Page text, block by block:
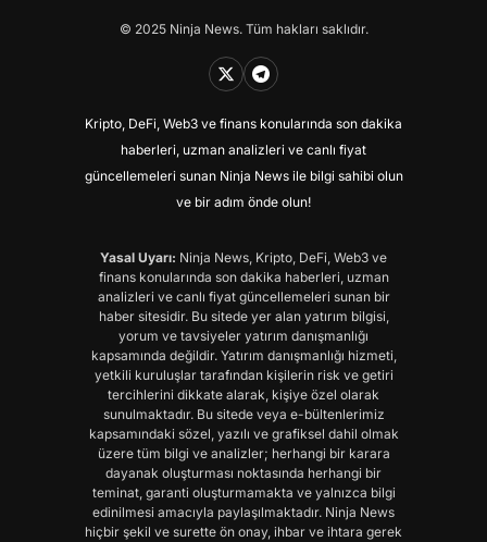
© 2025 Ninja News. Tüm hakları saklıdır.
Kripto, DeFi, Web3 ve finans konularında son dakika
haberleri, uzman analizleri ve canlı fiyat
güncellemeleri sunan Ninja News ile bilgi sahibi olun
ve bir adım önde olun!
Yasal Uyarı: Ninja News, Kripto, DeFi, Web3 ve
finans konularında son dakika haberleri, uzman
analizleri ve canlı fiyat güncellemeleri sunan bir
haber sitesidir. Bu sitede yer alan yatırım bilgisi,
yorum ve tavsiyeler yatırım danışmanlığı
kapsamında değildir. Yatırım danışmanlığı hizmeti,
yetkili kuruluşlar tarafından kişilerin risk ve getiri
tercihlerini dikkate alarak, kişiye özel olarak
sunulmaktadır. Bu sitede veya e-bültenlerimiz
kapsamındaki sözel, yazılı ve grafiksel dahil olmak
üzere tüm bilgi ve analizler; herhangi bir karara
dayanak oluşturması noktasında herhangi bir
teminat, garanti oluşturmamakta ve yalnızca bilgi
edinilmesi amacıyla paylaşılmaktadır. Ninja News
hiçbir şekil ve surette ön onay, ihbar ve ihtara gerek